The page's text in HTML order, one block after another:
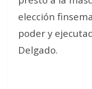
elección
poder y
Delgado.